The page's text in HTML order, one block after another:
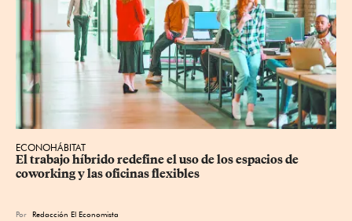
ECONOHÁBITAT
El trabajo híbrido redefine el uso de los espacios de
coworking y las oficinas flexibles
Por Redacción El Economista